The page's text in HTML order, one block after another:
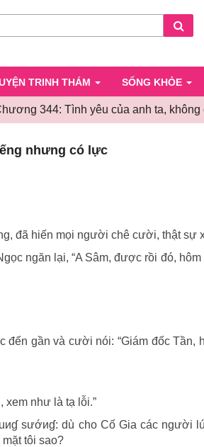
TRINH THÁM SỐNG KHỎE
344: Tình yêu của anh ta,
344:
ta,
có
nhưng có lực
đã hiến mọi người chê cười, thật sự
ngăn lại, “A Sâm, được rồi đó,
gần và cười nói: “Giám đốc Tần,
xem như là tạ lỗi.”
sướиɠ: dù cho Cố Gia các người
tôi sao?